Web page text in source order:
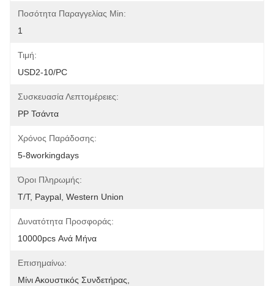
Ποσότητα Παραγγελίας Min:
1
Τιμή:
USD2-10/PC
Συσκευασία Λεπτομέρειες:
PP Τσάντα
Χρόνος Παράδοσης:
5-8workingdays
Όροι Πληρωμής:
T/T, Paypal, Western Union
Δυνατότητα Προσφοράς:
10000pcs Ανά Μήνα
Επισημαίνω:
Μίνι Ακουστικός Συνδετήρας